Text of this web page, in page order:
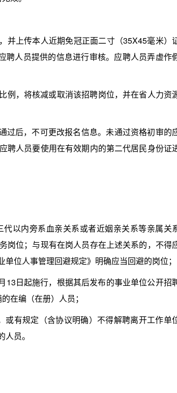
上传本人近期免冠正面二寸（35X45毫米）
人员提供的信息进行审核。应聘人员弄虚作
，将核减或取消该招聘岗位，并在省人力资
后，不可更改报名信息。未通过资格初审的
聘人员要使用在有效期内的第二代居民身份证
内旁系血亲关系或者近姻亲关系等亲属关
岗位；与现有在岗人员存在上述关系的，不得
位人事管理回避规定》明确应当回避的岗位；
日起施行，根据其后发布的事业单位公开招
在编（在册）人员；
有规定（含协议明确）不得解聘离开工作单
员。